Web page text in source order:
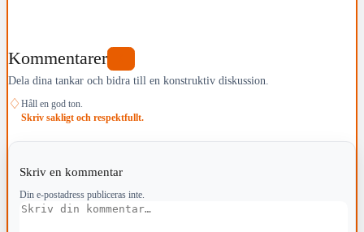
Kommentarer
Dela dina tankar och bidra till en konstruktiv diskussion.
♢ Håll en god ton.
Skriv sakligt och respektfullt.
Skriv en kommentar
Din e-postadress publiceras inte.
Kommentar